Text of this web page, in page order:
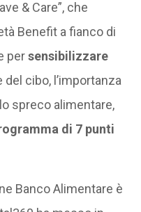
& Care”, che
Benefit a fianco di
persensibilizzare
del cibo, l’importanza
spreco alimentare,
di 7 punti
Banco Alimentare è